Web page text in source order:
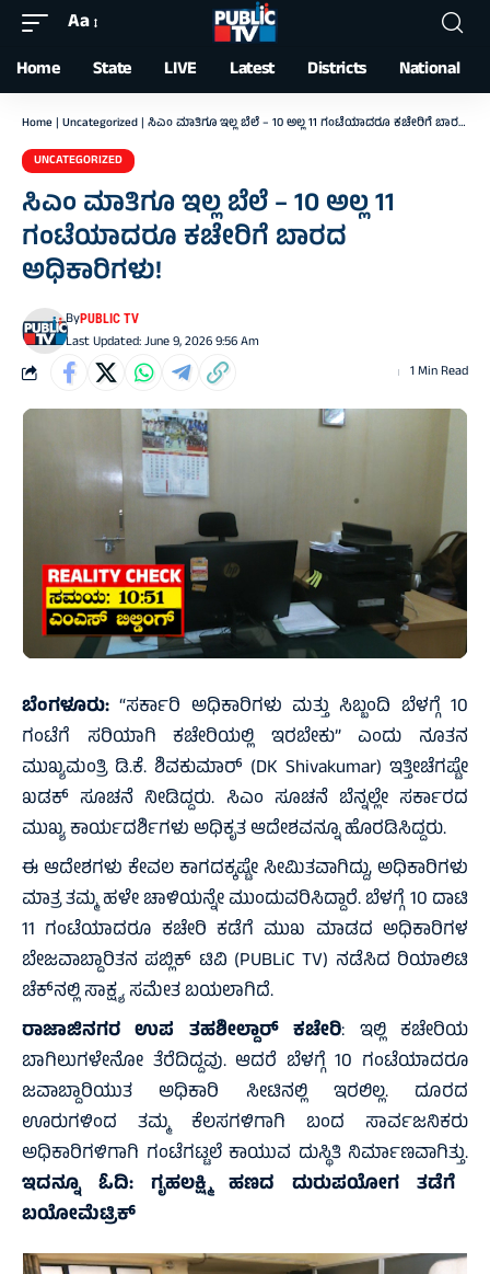
Font
Resizer
Aa
Home State LIVE Latest Districts National
Home | Uncategorized | ಸಿಎಂ ಮಾತಿಗೂ ಇಲ್ಲ ಬೆಲೆ – 10 ಅಲ್ಲ 11 ಗಂಟೆಯಾದರೂ ಕಚೇರಿಗೆ ಬಾರದ ಅಧಿಕಾರಿಗಳು!
UNCATEGORIZED
ಸಿಎಂ ಮಾತಿಗೂ ಇಲ್ಲ ಬೆಲೆ – 10 ಅಲ್ಲ 11
ಗಂಟೆಯಾದರೂ ಕಚೇರಿಗೆ ಬಾರದ
ಅಧಿಕಾರಿಗಳು!
Last Updated: June 9, 2026 9:56 Am
ByPUBLIC TV
1 Min Read
ಬೆಂಗಳೂರು: “ಸರ್ಕಾರಿ ಅಧಿಕಾರಿಗಳು ಮತ್ತು ಸಿಬ್ಬಂದಿ ಬೆಳಗ್ಗೆ 10
ಗಂಟೆಗೆ ಸರಿಯಾಗಿ ಕಚೇರಿಯಲ್ಲಿ ಇರಬೇಕು” ಎಂದು ನೂತನ
ಮುಖ್ಯಮಂತ್ರಿ ಡಿ.ಕೆ. ಶಿವಕುಮಾರ್ (DK Shivakumar) ಇತ್ತೀಚೆಗಷ್ಟೇ
ಖಡಕ್ ಸೂಚನೆ ನೀಡಿದ್ದರು. ಸಿಎಂ ಸೂಚನೆ ಬೆನ್ನಲ್ಲೇ ಸರ್ಕಾರದ
ಮುಖ್ಯ ಕಾರ್ಯದರ್ಶಿಗಳು ಅಧಿಕೃತ ಆದೇಶವನ್ನೂ ಹೊರಡಿಸಿದ್ದರು.
ಈ ಆದೇಶಗಳು ಕೇವಲ ಕಾಗದಕ್ಕಷ್ಟೇ ಸೀಮಿತವಾಗಿದ್ದು, ಅಧಿಕಾರಿಗಳು
ಮಾತ್ರ ತಮ್ಮ ಹಳೇ ಚಾಳಿಯನ್ನೇ ಮುಂದುವರಿಸಿದ್ದಾರೆ. ಬೆಳಗ್ಗೆ 10 ದಾಟಿ
11 ಗಂಟೆಯಾದರೂ ಕಚೇರಿ ಕಡೆಗೆ ಮುಖ ಮಾಡದ ಅಧಿಕಾರಿಗಳ
ಬೇಜವಾಬ್ದಾರಿತನ ಪಬ್ಲಿಕ್ ಟಿವಿ (PUBLiC TV) ನಡೆಸಿದ ರಿಯಾಲಿಟಿ
ಚೆಕ್‌ನಲ್ಲಿ ಸಾಕ್ಷ್ಯ ಸಮೇತ ಬಯಲಾಗಿದೆ.
ರಾಜಾಜಿನಗರ ಉಪ ತಹಶೀಲ್ದಾರ್ ಕಚೇರಿ: ಇಲ್ಲಿ ಕಚೇರಿಯ
ಬಾಗಿಲುಗಳೇನೋ ತೆರೆದಿದ್ದವು. ಆದರೆ ಬೆಳಗ್ಗೆ 10 ಗಂಟೆಯಾದರೂ
ಜವಾಬ್ದಾರಿಯುತ ಅಧಿಕಾರಿ ಸೀಟಿನಲ್ಲಿ ಇರಲಿಲ್ಲ. ದೂರದ
ಊರುಗಳಿಂದ ತಮ್ಮ ಕೆಲಸಗಳಿಗಾಗಿ ಬಂದ ಸಾರ್ವಜನಿಕರು
ಅಧಿಕಾರಿಗಳಿಗಾಗಿ ಗಂಟೆಗಟ್ಟಲೆ ಕಾಯುವ ದುಸ್ಥಿತಿ ನಿರ್ಮಾಣವಾಗಿತ್ತು.
ಇದನ್ನೂ ಓದಿ: ಗೃಹಲಕ್ಷ್ಮಿ ಹಣದ ದುರುಪಯೋಗ ತಡೆಗೆ
ಬಯೋಮೆಟ್ರಿಕ್